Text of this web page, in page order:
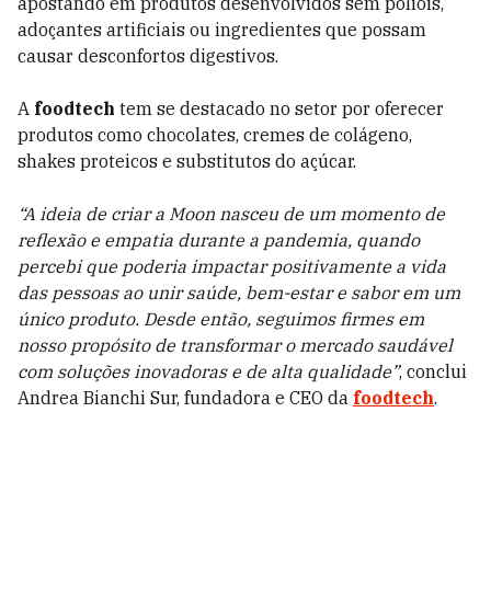
adoçantes artificiais ou ingredientes que possam
causar desconfortos digestivos.
A foodtech tem se destacado no setor por oferecer
produtos como chocolates, cremes de colágeno,
shakes proteicos e substitutos do açúcar.
“A ideia de criar a Moon nasceu de um momento de
reflexão e empatia durante a pandemia, quando
percebi que poderia impactar positivamente a vida
das pessoas ao unir saúde, bem-estar e sabor em um
único produto. Desde então, seguimos firmes em
nosso propósito de transformar o mercado saudável
com soluções inovadoras e de alta qualidade”, conclui
Andrea Bianchi Sur, fundadora e CEO da foodtech.